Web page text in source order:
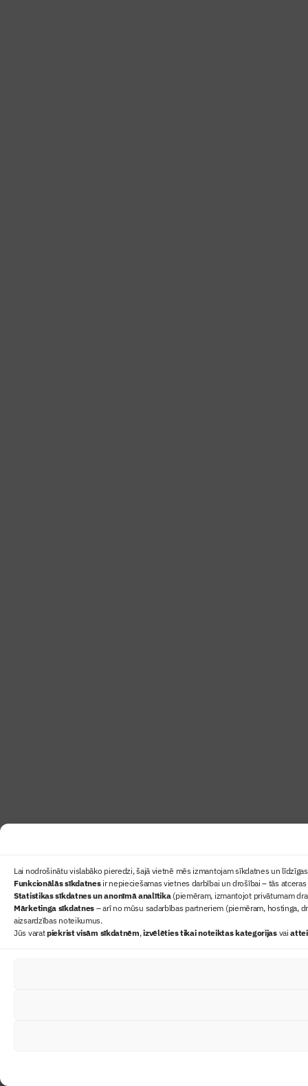
Lai nodrošinātu vislabāko pieredzi, šajā vietnē mēs izmantojam sīkdatnes un
Funkcionālās sīkdatnesir nepieciešamas vietnes darbībai un drošībai – tās
Statistikas sīkdatnes un anonīmā analītika(piemēram, izmantojot privātumam
Mārketinga sīkdatnes – arī no mūsu sadarbības partneriem (piemēram, hostinga,
aizsardzības noteikumus.
Jūs varatpiekrist visām sīkdatnēm,izvēlēties tikai noteiktas kategorijasvai